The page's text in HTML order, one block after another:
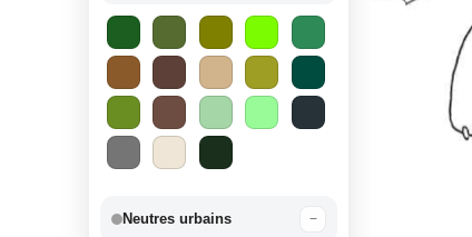
Neutres urbains −